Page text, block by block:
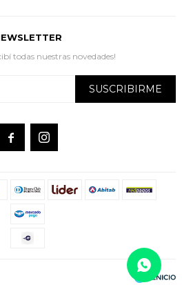
todas nuestras novedades!
SUSCRIBIRME
 